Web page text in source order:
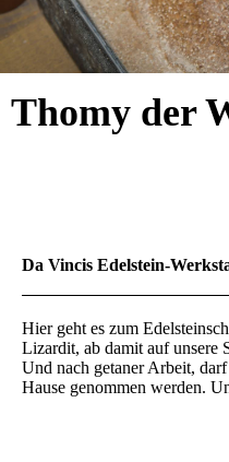
Thomy der
Da Vincis Edelstein-
Hier geht es zum
Lizardit, ab damit
Und nach getaner Arbeit,
Hause genommen werden.